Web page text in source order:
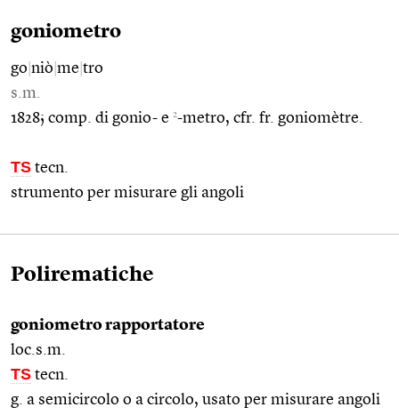
goniometro
go niò me tro
s.m.
1828; comp. di gonio- e 2-metro, cfr. fr. goniomètre.
TS tecn.
strumento per misurare gli angoli
Polirematiche
goniometro rapportatore
loc.s.m.
TS tecn.
g. a semicircolo o a circolo, usato per misurare angoli